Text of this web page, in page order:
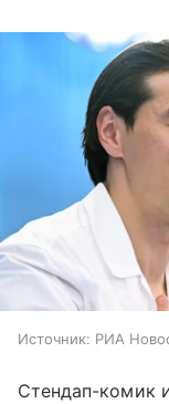
Источник: РИА
Стендап-комик